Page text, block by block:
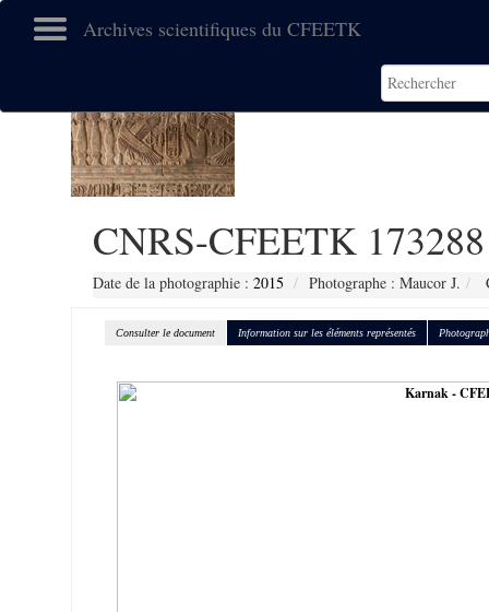
Archives scientifiques du CFEETK
CNRS-CFEETK 173288
Date de la photographie : 2015 Photographe : Maucor J.
Consulter le document Information sur les éléments représentés